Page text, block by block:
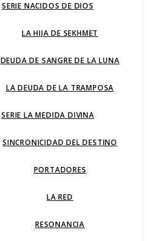
SERIE NACIDOS DE DIOS
LA HIJA DE SEKHMET
DEUDA DE SANGRE DE LA LUNA
LA DEUDA DE LA TRAMPOSA
SERIE LA MEDIDA DIVINA
SINCRONICIDAD DEL DESTINO
PORTADORES
LA RED
RESONANCIA